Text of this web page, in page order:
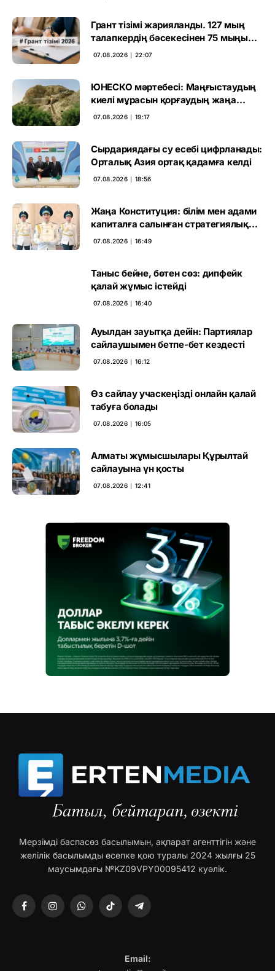
Грант тізімі жарияланды. 127 мың
талапкердің бәсекесінен 75 мыңы
өтті
07.08.2026 ∣ 22:07
ЮНЕСКО мәртебесі: Маңғыстаудың
киелі мұрасын қорғаудың жаңа
кезеңі басталды
07.08.2026 ∣ 19:17
Сырдариядағы су есебі цифрланады:
Орталық Азия ортақ қадамға келді
07.08.2026 ∣ 18:56
Жаңа Конституция: білім мен адами
капиталға салынған стратегиялық
негіз
07.08.2026 ∣ 16:49
Таныс бейне, бөтен сөз: дипфейк
қалай жұмыс істейді
07.08.2026 ∣ 16:40
Ауылдан зауытқа дейін: Партиялар
сайлаушымен бетпе-бет кездесті
07.08.2026 ∣ 16:12
Өз сайлау учаскеңізді онлайн қалай
табуға болады
07.08.2026 ∣ 16:05
Алматы жұмысшылары Құрылтай
сайлауына үн қосты
07.08.2026 ∣ 12:41
Мерзімді баспасөз басылымын, ақпарат агенттігін және
желілік басылымды есепке қою туралы 2024 жылғы 25
маусымдағы №KZ09VPY00095412 куәлік.
FacebookInstagramWhatsAppTikTok Telegram
Email: